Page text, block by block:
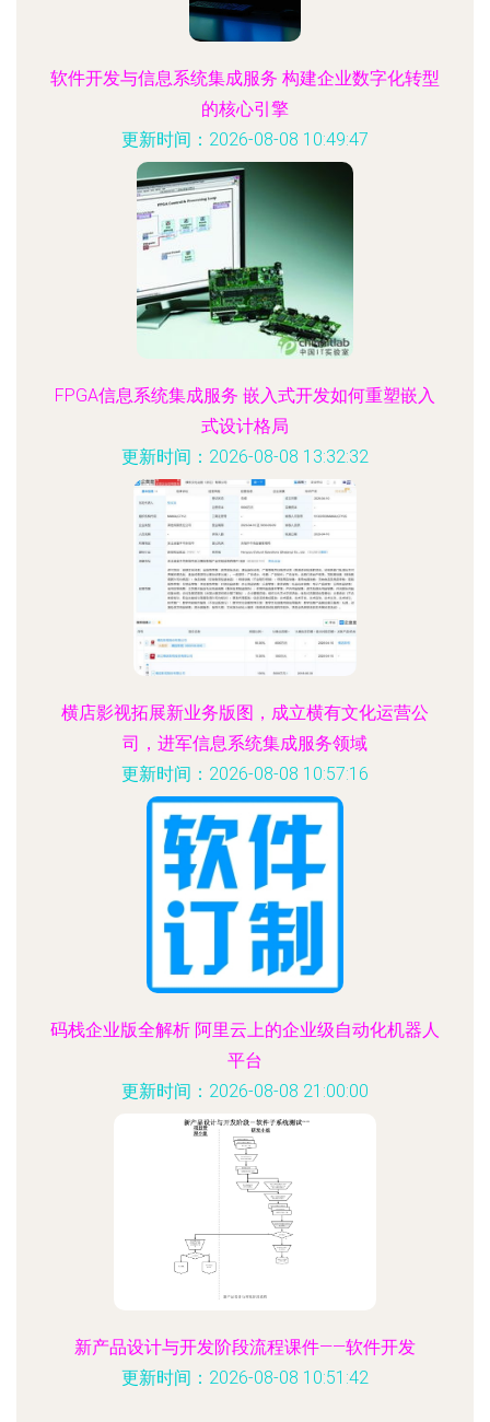
软件开发与信息系统集成服务 构建企业数字化转型
的核心引擎
更新时间：2026-08-08 10:49:47
FPGA信息系统集成服务 嵌入式开发如何重塑嵌入
式设计格局
更新时间：2026-08-08 13:32:32
横店影视拓展新业务版图，成立横有文化运营公
司，进军信息系统集成服务领域
更新时间：2026-08-08 10:57:16
码栈企业版全解析 阿里云上的企业级自动化机器人
平台
更新时间：2026-08-08 21:00:00
新产品设计与开发阶段流程课件——软件开发
更新时间：2026-08-08 10:51:42